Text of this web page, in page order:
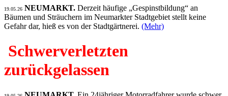
19.05.26 NEUMARKT. Derzeit häufige „Gespinstbildung“ an
Bäumen und Sträuchern im Neumarkter Stadtgebiet stellt keine
Gefahr dar, hieß es von der Stadtgärtnerei. (Mehr)
Schwerverletzten
zurückgelassen